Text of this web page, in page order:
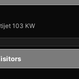
103 KW